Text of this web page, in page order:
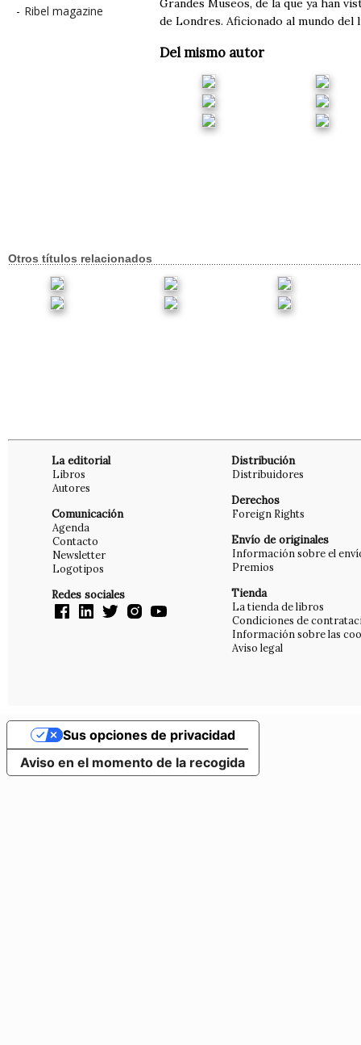
- Ribel magazine
Grandes Museos, de la que ya han
de Londres. Aficionado al mundo
Del mismo autor
Otros títulos relacionados
La editorial
Libros
Autores
Comunicación
Agenda
Contacto
Newsletter
Logotipos
Redes sociales
Distribución
Distribuidores
Derechos
Foreign Rights
Envío de originales
Información sobre el
Premios
Tienda
La tienda de libros
Condiciones de
Información sobre las
Aviso legal
Aviso en el momento de la recogida
Sus opciones de privacidad